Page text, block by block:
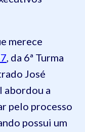
merece
, da 6ª Turma
José
abordou a
pelo processo
possui um